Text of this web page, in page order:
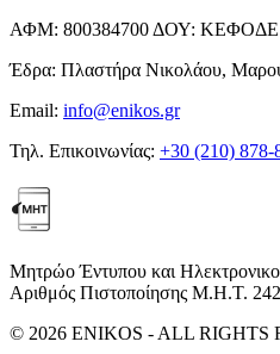
ΑΦΜ: 800384700 ΔΟΥ: ΚΕΦΟΔΕ
Έδρα: Πλαστήρα Νικολάου,
Email: info@enikos.gr
Τηλ. Επικοινωνίας: +30 (210) 878-
Μητρώο Έντυπου και
Αριθμός Πιστοποίησης Μ.Η.Τ.
© 2026 ENIKOS - ALL RIGHTS